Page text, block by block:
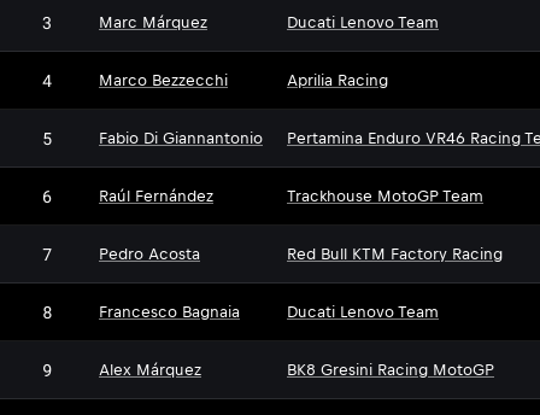
3 Marc Márquez Ducati Lenovo Team
4 Marco Bezzecchi Aprilia Racing
5 Fabio Di Giannantonio Pertamina Enduro VR46 Racing
6 Raúl Fernández Trackhouse MotoGP Team
7 Pedro Acosta Red Bull KTM Factory Racing
8 Francesco Bagnaia Ducati Lenovo Team
9 Alex Márquez BK8 Gresini Racing MotoGP